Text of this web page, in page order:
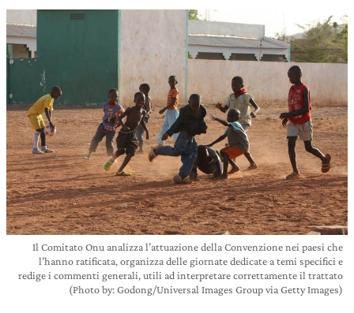
Il Comitato Onu analizza l’attuazione della Convenzione nei paesi che
l’hanno ratificata, organizza delle giornate dedicate a temi specifici e
redige i commenti generali, utili ad interpretare correttamente il trattato
(Photo by: Godong/Universal Images Group via Getty Images)